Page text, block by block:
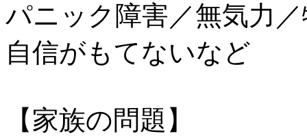
パニック障害／無気力
自信がもてないなど
【家族の問題】